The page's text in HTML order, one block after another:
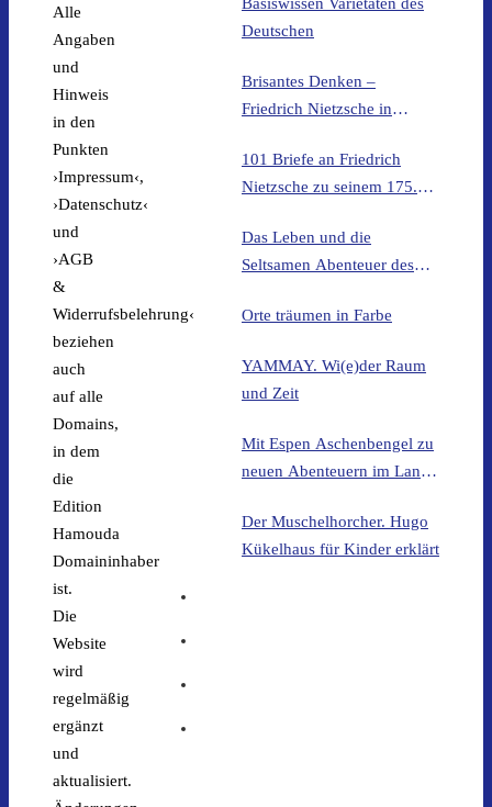
Alle
Angaben
und
Hinweis
in den
Punkten
›Impressum‹,
›Datenschutz‹
und
›AGB
&
Widerrufsbelehrung‹
beziehen
auch
auf alle
Domains,
in dem
die
Edition
Hamouda
Domaininhaber
ist.
Die
Website
wird
regelmäßig
ergänzt
und
aktualisiert.
Deutschen
Brisantes Denken –
Friedrich Nietzsche in
101 Briefe an Friedrich
Nietzsche zu seinem 175.
Das Leben und die
Seltsamen Abenteuer des
Professor. Nicht von Ihm
Orte träumen in Farbe
YAMMAY. Wi(e)der Raum
und Zeit
Mit Espen Aschenbengel zu
neuen Abenteuern im Land
Der Muschelhorcher. Hugo
Kükelhaus für Kinder erklärt